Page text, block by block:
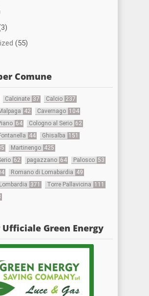
(55)
Comune
Calcinate 37 Calcio 237
42 Cavernago 104
64 Cologno al Serio 62
44 Ghisalba 151
Martinengo 425
62 pagazzano 64 Palosco 53
Romano di Lomabardia 49
371 Torre Pallavicina 111
Green Energy